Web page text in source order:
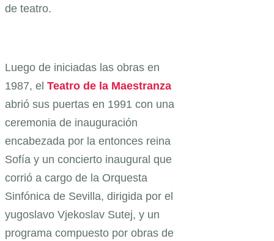
de teatro.
Luego de iniciadas las obras en
1987, el Teatro de la Maestranza
abrió sus puertas en 1991 con una
ceremonia de inauguración
encabezada por la entonces reina
Sofía y un concierto inaugural que
corrió a cargo de la Orquesta
Sinfónica de Sevilla, dirigida por el
yugoslavo Vjekoslav Sutej, y un
programa compuesto por obras de